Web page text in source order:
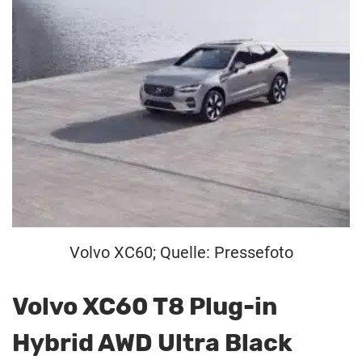
Volvo XC60; Quelle: Pressefoto
Volvo XC60 T8 Plug-in
Hybrid AWD Ultra Black